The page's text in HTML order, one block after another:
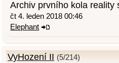
Archiv prvního kola reality
čt 4. leden 2018 00:46
Elephant
VyHození II (5/214)